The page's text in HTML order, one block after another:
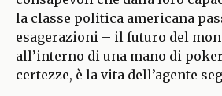
la classe politica americana
esagerazioni – il futuro del
all’interno di una mano di
certezze, è la vita dell’agente